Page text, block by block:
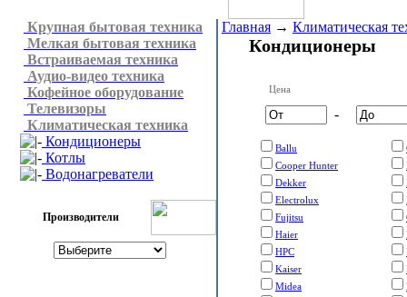
Крупная бытовая техника
Мелкая бытовая техника
Встраиваемая техника
Аудио-видео техника
Кофейное оборудование
Телевизоры
Климатическая техника
Кондиционеры
Котлы
Водонагреватели
Производители
Главная → Климатическая
Кондиционеры
Цена
-
Ballu
Cooper Hunter
Dekker
Electrolux
Fujitsu
Haier
HPC
Kaiser
Midea